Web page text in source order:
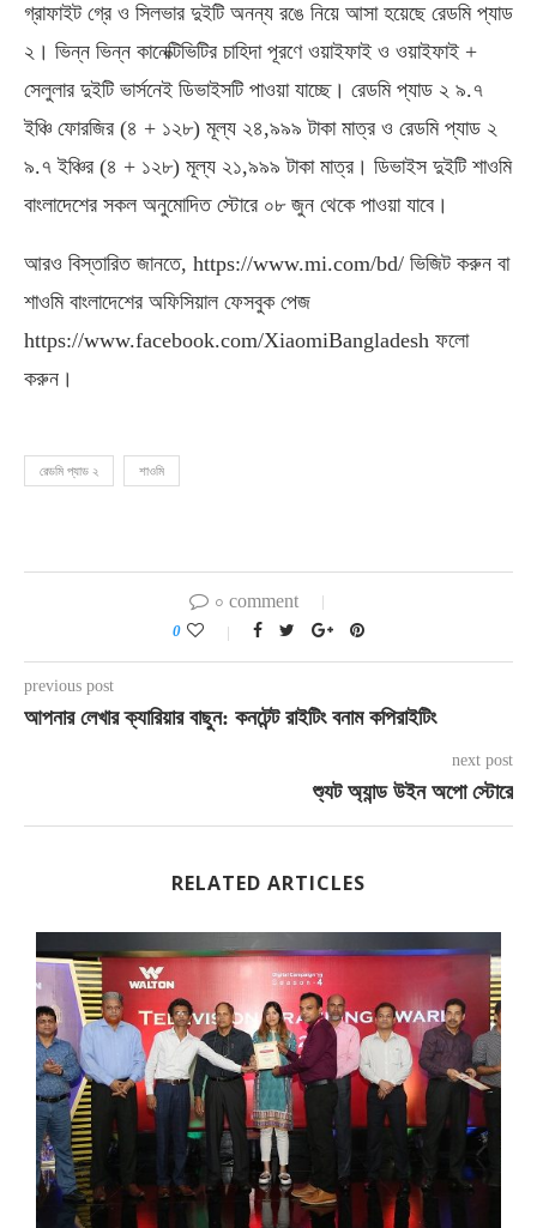
গ্রাফাইট গ্রে ও সিলভার দুইটি অনন্য রঙে নিয়ে আসা হয়েছে রেডমি প্যাড
২। ভিন্ন ভিন্ন কানেক্টিভিটির চাহিদা পূরণে ওয়াইফাই ও ওয়াইফাই +
সেলুলার দুইটি ভার্সনেই ডিভাইসটি পাওয়া যাচ্ছে। রেডমি প্যাড ২ ৯.৭
ইঞ্চি ফোরজির (৪ + ১২৮) মূল্য ২৪,৯৯৯ টাকা মাত্র ও রেডমি প্যাড ২
৯.৭ ইঞ্চির (৪ + ১২৮) মূল্য ২১,৯৯৯ টাকা মাত্র। ডিভাইস দুইটি শাওমি
বাংলাদেশের সকল অনুমোদিত স্টোরে ০৮ জুন থেকে পাওয়া যাবে।
আরও বিস্তারিত জানতে, https://www.mi.com/bd/ ভিজিট করুন বা
শাওমি বাংলাদেশের অফিসিয়াল ফেসবুক পেজ
https://www.facebook.com/XiaomiBangladesh ফলো
করুন।
রেডমি প্যাড ২ শাওমি
০ comment
0
previous post
আপনার লেখার ক্যারিয়ার বাছুন: কনটেন্ট রাইটিং বনাম কপিরাইটিং
next post
শ্যুট অ্যান্ড উইন অপো স্টোরে
RELATED ARTICLES